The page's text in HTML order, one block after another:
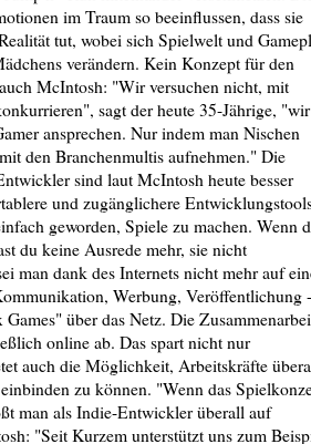
im Traum so beeinflussen, dass sie
tut, wobei sich Spielwelt und
verändern. Kein Konzept für den
McIntosh: "Wir versuchen nicht, mit
sagt der heute 35-Jährige, "wir
ansprechen. Nur indem man Nischen
den Branchenmultis aufnehmen." Die
sind laut McIntosh heute besser
und zugänglichere
geworden, Spiele zu machen. Wenn
du keine Ausrede mehr, sie nicht
man dank des Internets nicht mehr auf
Werbung, Veröffentlichung -
über das Netz. Die
online ab. Das spart nicht nur
auch die Möglichkeit, Arbeitskräfte
zu können. "Wenn das
man als Indie-Entwickler überall auf
"Seit Kurzem unterstützt uns zum